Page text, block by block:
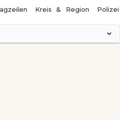
Kreis & Region Polizei